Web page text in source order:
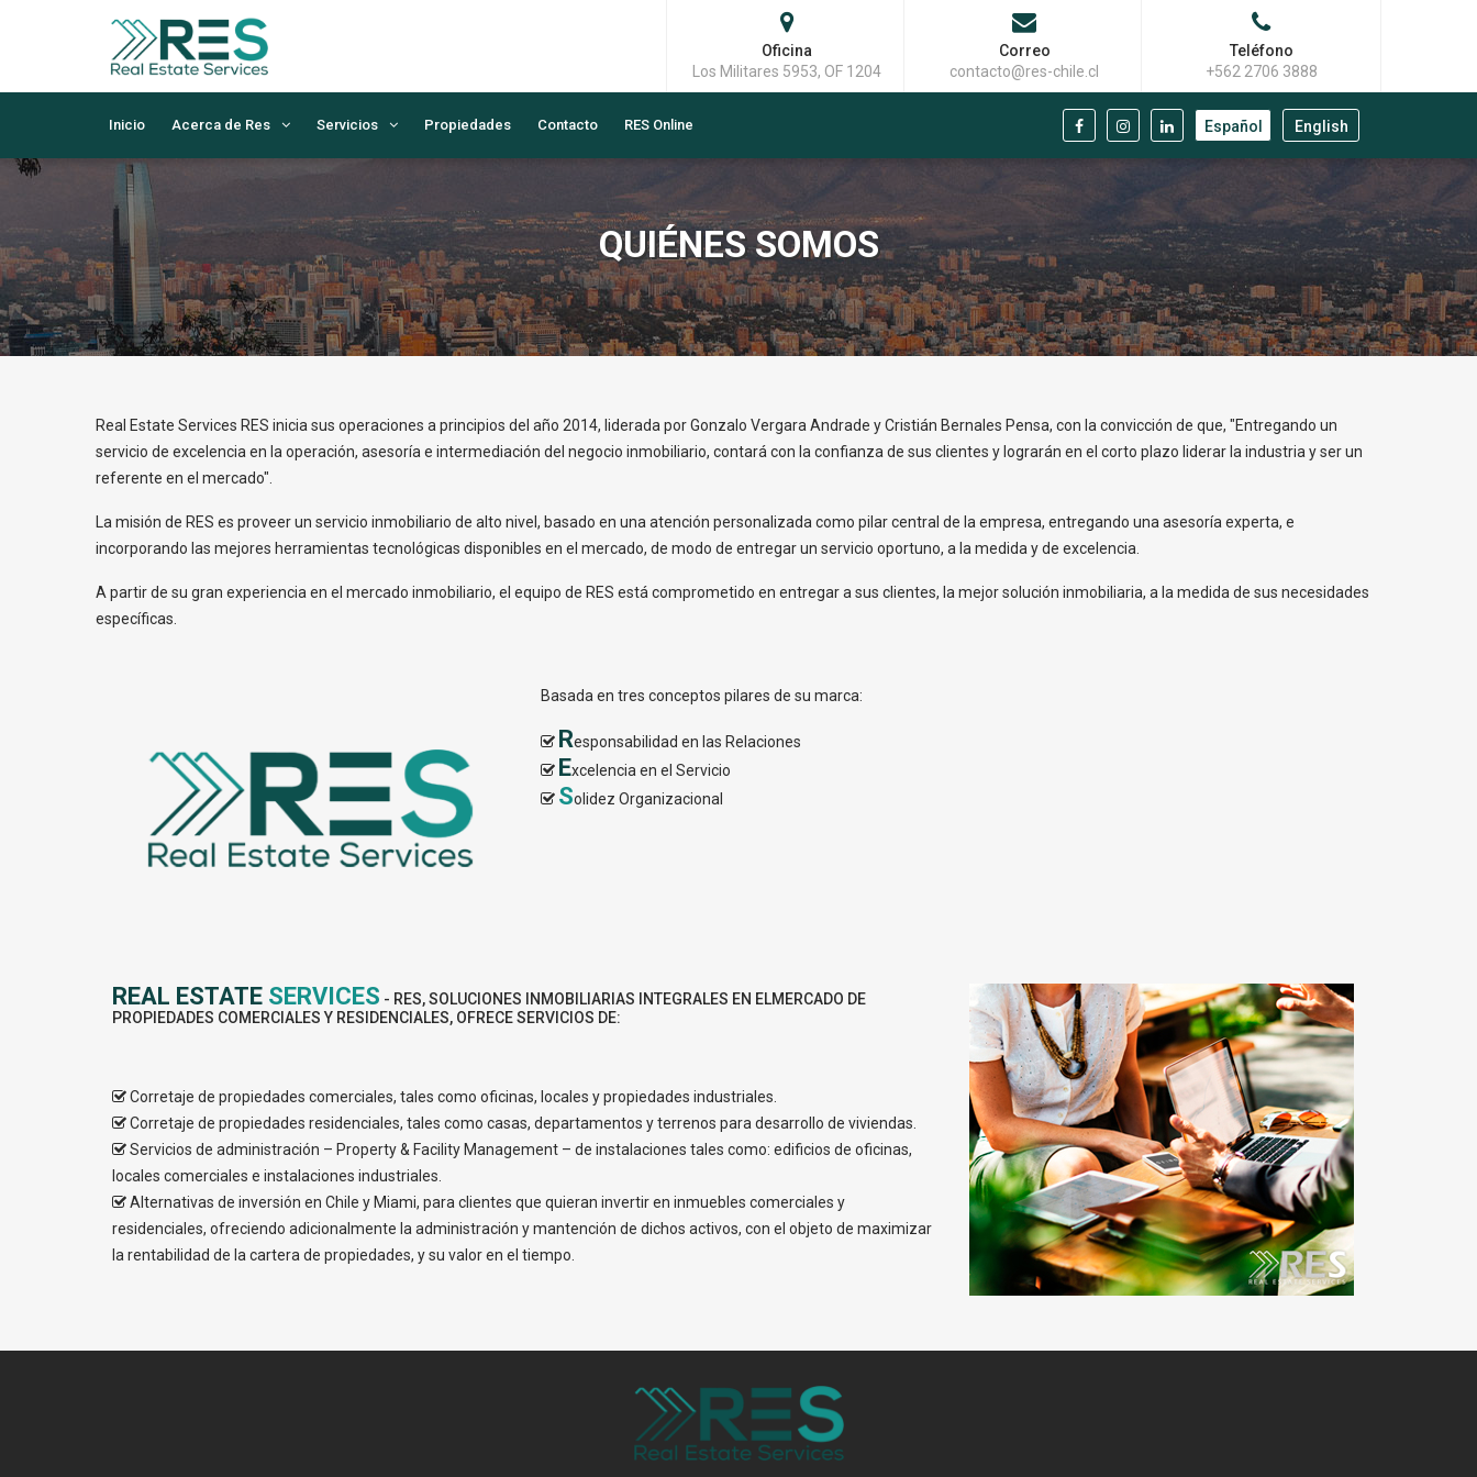
Oficina
Los Militares 5953, OF 1204
Correo
contacto@res-chile.cl
Teléfono
+562 2706 3888
Inicio Acerca de Res Servicios Propiedades Contacto RES Online Español English
QUIÉNES SOMOS
Real Estate Services RES inicia sus operaciones a principios del año 2014, liderada por Gonzalo Vergara Andrade y Cristián Bernales Pensa, con la convicción de que, "Entregando un
servicio de excelencia en la operación, asesoría e intermediación del negocio inmobiliario, contará con la confianza de sus clientes y lograrán en el corto plazo liderar la industria y ser un
referente en el mercado".
La misión de RES es proveer un servicio inmobiliario de alto nivel, basado en una atención personalizada como pilar central de la empresa, entregando una asesoría experta, e
incorporando las mejores herramientas tecnológicas disponibles en el mercado, de modo de entregar un servicio oportuno, a la medida y de excelencia.
A partir de su gran experiencia en el mercado inmobiliario, el equipo de RES está comprometido en entregar a sus clientes, la mejor solución inmobiliaria, a la medida de sus necesidades
específicas.
Basada en tres conceptos pilares de su marca:
Responsabilidad en las Relaciones
Excelencia en el Servicio
Solidez Organizacional
REAL ESTATE SERVICES - RES, SOLUCIONES INMOBILIARIAS INTEGRALES EN ELMERCADO DE
PROPIEDADES COMERCIALES Y RESIDENCIALES, OFRECE SERVICIOS DE:
Corretaje de propiedades comerciales, tales como oficinas, locales y propiedades industriales.
Corretaje de propiedades residenciales, tales como casas, departamentos y terrenos para desarrollo de viviendas.
Servicios de administración – Property & Facility Management – de instalaciones tales como: edificios de oficinas,
locales comerciales e instalaciones industriales.
Alternativas de inversión en Chile y Miami, para clientes que quieran invertir en inmuebles comerciales y
residenciales, ofreciendo adicionalmente la administración y mantención de dichos activos, con el objeto de maximizar
la rentabilidad de la cartera de propiedades, y su valor en el tiempo.